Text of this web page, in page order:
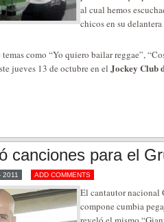
al cual hemos
chicos en su
como “Yo quiero bailar reggae”,
jueves 13 de octubre en el Jockey Club
canciones para el
2011 ADD COMMENTS
El cantautor nacional
compone cumbia